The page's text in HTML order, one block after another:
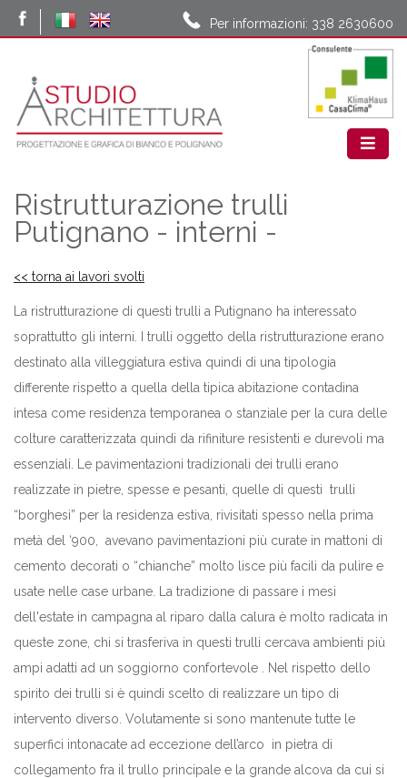
Per informazioni: 338 2630600
Ristrutturazione trulli
Putignano - interni -
<< torna ai lavori svolti
La ristrutturazione di questi trulli a Putignano ha interessato
soprattutto gli interni. I trulli oggetto della ristrutturazione erano
destinato alla villeggiatura estiva quindi di una tipologia
differente rispetto a quella della tipica abitazione contadina
intesa come residenza temporanea o stanziale per la cura delle
colture caratterizzata quindi da rifiniture resistenti e durevoli ma
essenziali. Le pavimentazioni tradizionali dei trulli erano
realizzate in pietre, spesse e pesanti, quelle di questi trulli
“borghesi” per la residenza estiva, rivisitati spesso nella prima
metà del ‘900, avevano pavimentazioni più curate in mattoni di
cemento decorati o “chianche” molto lisce più facili da pulire e
usate nelle case urbane. La tradizione di passare i mesi
dell'estate in campagna al riparo dalla calura è molto radicata in
queste zone, chi si trasferiva in questi trulli cercava ambienti più
ampi adatti ad un soggiorno confortevole . Nel rispetto dello
spirito dei trulli si è quindi scelto di realizzare un tipo di
intervento diverso. Volutamente si sono mantenute tutte le
superfici intonacate ad eccezione dell’arco in pietra di
collegamento fra il trullo principale e la grande alcova da cui si